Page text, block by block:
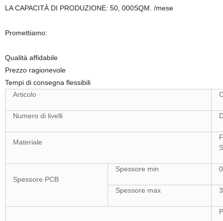
LA CAPACITÀ DI PRODUZIONE: 50, 000SQM. /mese
Promettiamo:
Qualità affidabile
Prezzo ragionevole
Tempi di consegna flessibili
Articolo
Numero di livelli
Materiale
Spessore PCB
Spessore min
Spessore max